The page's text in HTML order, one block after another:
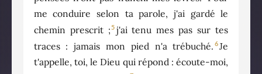
me conduire selon ta parole, j'ai gardé le
chemin prescrit ;5 j'ai tenu mes pas sur tes
traces : jamais mon pied n'a trébuché. 6Je
t'appelle, toi, le Dieu qui répond : écoute-moi,